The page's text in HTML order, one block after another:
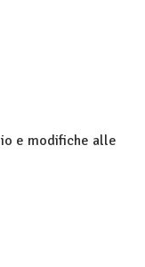
e modifiche alle